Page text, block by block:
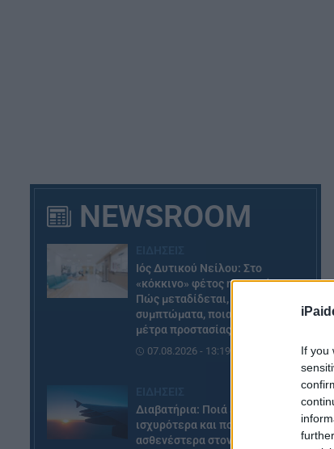
If you
NEWSROOM
Ιός Δυτικού Νείλου: Στο
«κόκκινο» φέτος η Αττική –
Πώς μεταδίδεται, ποια είναι τα
συμπτώματα, ποια είναι τα
μέτρα προστασίας
07.08.2026 - 13:19
Διαβατήρια: Ποιά είναι τα
ισχυρότερα και ποια τα
ασθενέστερα στον κόσμο το